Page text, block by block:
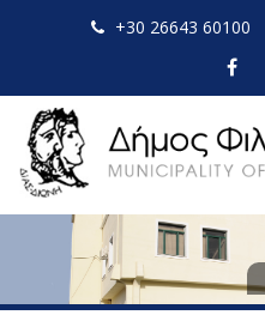
+30 26643 60100